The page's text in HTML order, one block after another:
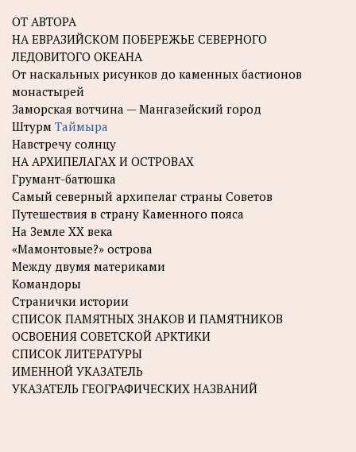
ОТ АВТОРА
НА ЕВРАЗИЙСКОМ ПОБЕРЕЖЬЕ СЕВЕРНОГО
ЛЕДОВИТОГО ОКЕАНА
От наскальных рисунков до каменных бастионов
монастырей
Заморская вотчина — Мангазейский город
Штурм Таймыра
Навстречу солнцу
НА АРХИПЕЛАГАХ И ОСТРОВАХ
Грумант-батюшка
Самый северный архипелаг страны Советов
Путешествия в страну Каменного пояса
На Земле XX века
«Мамонтовые?» острова
Между двумя материками
Командоры
Странички истории
СПИСОК ПАМЯТНЫХ ЗНАКОВ И ПАМЯТНИКОВ
ОСВОЕНИЯ СОВЕТСКОЙ АРКТИКИ
СПИСОК ЛИТЕРАТУРЫ
ИМЕННОЙ УКАЗАТЕЛЬ
УКАЗАТЕЛЬ ГЕОГРАФИЧЕСКИХ НАЗВАНИЙ